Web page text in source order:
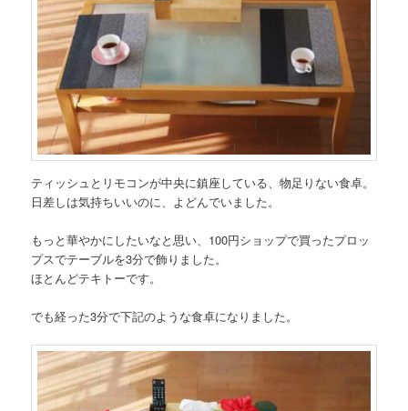
ティッシュとリモコンが中央に鎮座している、物足りない食卓。
日差しは気持ちいいのに、よどんでいました。
もっと華やかにしたいなと思い、100円ショップで買ったプロッ
プスでテーブルを3分で飾りました。
ほとんどテキトーです。
でも経った3分で下記のような食卓になりました。